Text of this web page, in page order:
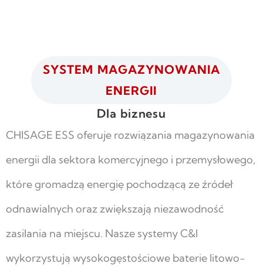
SYSTEM MAGAZYNOWANIA
ENERGII
Dla biznesu
CHISAGE ESS oferuje rozwiązania magazynowania
energii dla sektora komercyjnego i przemysłowego,
które gromadzą energię pochodzącą ze źródeł
odnawialnych oraz zwiększają niezawodność
zasilania na miejscu. Nasze systemy C&I
wykorzystują wysokogęstościowe baterie litowo-